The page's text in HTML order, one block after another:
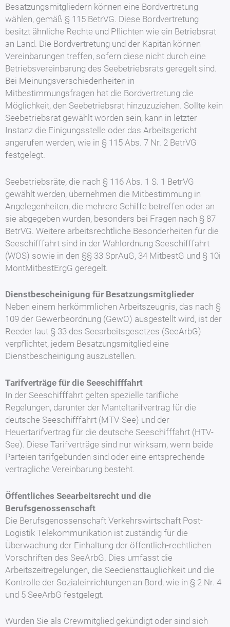
Besatzungsmitgliedern können eine Bordvertretung
wählen, gemäß § 115 BetrVG. Diese Bordvertretung
besitzt ähnliche Rechte und Pflichten wie ein Betriebsrat
an Land. Die Bordvertretung und der Kapitän können
Vereinbarungen treffen, sofern diese nicht durch eine
Betriebsvereinbarung des Seebetriebsrats geregelt sind.
Bei Meinungsverschiedenheiten in
Mitbestimmungsfragen hat die Bordvertretung die
Möglichkeit, den Seebetriebsrat hinzuzuziehen. Sollte kein
Seebetriebsrat gewählt worden sein, kann in letzter
Instanz die Einigungsstelle oder das Arbeitsgericht
angerufen werden, wie in § 115 Abs. 7 Nr. 2 BetrVG
festgelegt.
Seebetriebsräte, die nach § 116 Abs. 1 S. 1 BetrVG
gewählt werden, übernehmen die Mitbestimmung in
Angelegenheiten, die mehrere Schiffe betreffen oder an
sie abgegeben wurden, besonders bei Fragen nach § 87
BetrVG. Weitere arbeitsrechtliche Besonderheiten für die
Seeschifffahrt sind in der Wahlordnung Seeschifffahrt
(WOS) sowie in den §§ 33 SprAuG, 34 MitbestG und § 10i
MontMitbestErgG geregelt.
Dienstbescheinigung für Besatzungsmitglieder
Neben einem herkömmlichen Arbeitszeugnis, das nach §
109 der Gewerbeordnung (GewO) ausgestellt wird, ist der
Reeder laut § 33 des Seearbeitsgesetzes (SeeArbG)
verpflichtet, jedem Besatzungsmitglied eine
Dienstbescheinigung auszustellen.
Tarifverträge für die Seeschifffahrt
In der Seeschifffahrt gelten spezielle tarifliche
Regelungen, darunter der Manteltarifvertrag für die
deutsche Seeschifffahrt (MTV-See) und der
Heuertarifvertrag für die deutsche Seeschifffahrt (HTV-
See). Diese Tarifverträge sind nur wirksam, wenn beide
Parteien tarifgebunden sind oder eine entsprechende
vertragliche Vereinbarung besteht.
Öffentliches Seearbeitsrecht und die
Berufsgenossenschaft
Die Berufsgenossenschaft Verkehrswirtschaft Post-
Logistik Telekommunikation ist zuständig für die
Überwachung der Einhaltung der öffentlich-rechtlichen
Vorschriften des SeeArbG. Dies umfasst die
Arbeitszeitregelungen, die Seediensttauglichkeit und die
Kontrolle der Sozialeinrichtungen an Bord, wie in § 2 Nr. 4
und 5 SeeArbG festgelegt.
Wurden Sie als Crewmitglied gekündigt oder sind sich